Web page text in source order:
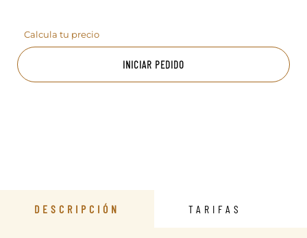
Calcula tu precio
INICIAR PEDIDO
DESCRIPCIÓN TARIFAS